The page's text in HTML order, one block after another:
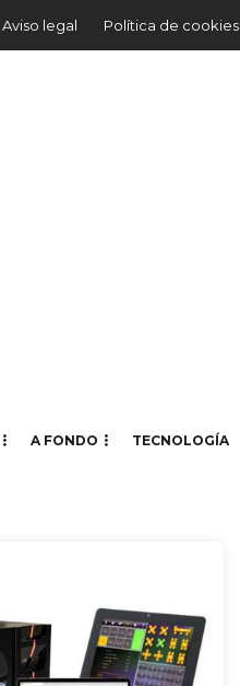
Aviso legal Política de cookies
A FONDO TECNOLOGÍA